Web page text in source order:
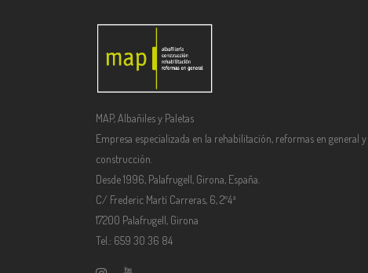
MAP, Albañiles y Paletas
Empresa especializada en la rehabilitación, reformas en general y
construcción.
Desde 1996, Palafrugell, Girona, España.
C/ Frederic Martí Carreras, 6, 2º4ª
17200 Palafrugell, Girona
Tel.: 659 30 36 84